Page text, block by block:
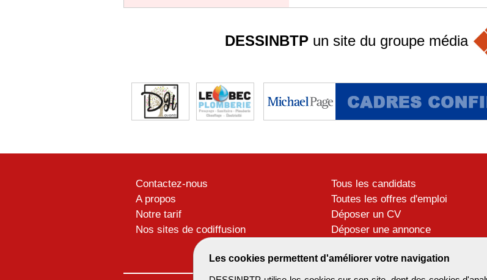
Les cookies permettent d'améliorer votre navigation
DESSINBTP un site du groupe média
Contactez-nous
A propos
Notre tarif
Nos sites de codiffusion
Tous les candidats
Toutes les offres d'emploi
Déposer un CV
Déposer une annonce